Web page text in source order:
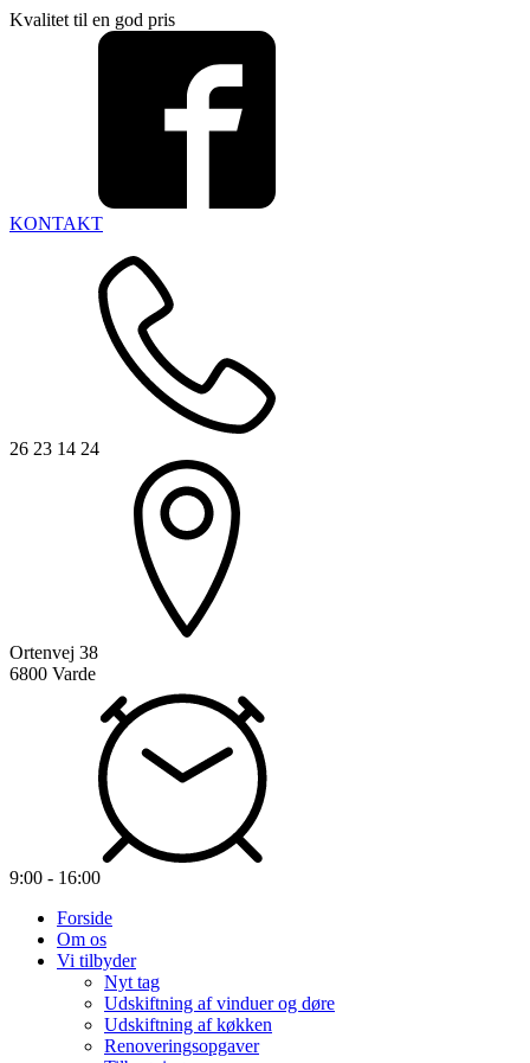
Kvalitet til en god pris
KONTAKT
26 23 14 24
Ortenvej 38
6800 Varde
9:00 - 16:00
Forside
Om os
Vi tilbyder
Nyt tag
Udskiftning af vinduer og døre
Udskiftning af køkken
Renoveringsopgaver